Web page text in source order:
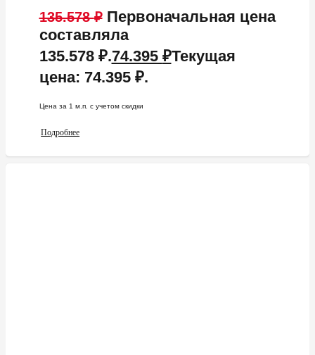
135.578₽ Первоначальная цена
составляла
135.578 ₽.74.395 ₽Текущая
цена: 74.395 ₽.
Цена за 1 м.п. c учетом скидки
Подробнее